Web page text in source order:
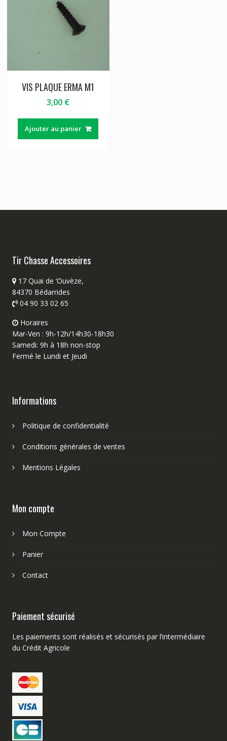
VIS PLAQUE ERMA M1
3,00 €
Ajouter au panier
Tir Chasse Accessoires
17 Quai de ‘Ouvèze,
84370 Bédarrides
04 90 33 02 65
Horaires
Mar-Ven : 9h-12h/14h30-18h30
Samedi: 9h à 18h non-stop
Fermé le Lundi et Jeudi
Informations
Politique de confidentialité
Conditions générales de ventes
Mentions Légales
Mon compte
Mon Compte
Panier
Contact
Paiement sécurisé
Les paiements sont réalisés et sécurisés par l’intermédiaire
du Crédit Agricole